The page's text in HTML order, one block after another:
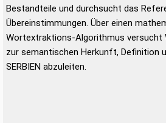
Bestandteile und durchsucht das
Übereinstimmungen. Über einen
Wortextraktions-Algorithmus versucht
zur semantischen Herkunft, Definition
SERBIEN abzuleiten.